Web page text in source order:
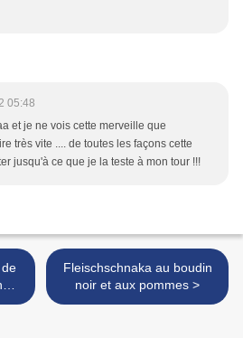
05:48
et je ne vois cette merveille que
très vite .... de toutes les façons cette
jusqu'à ce que je la teste à mon tour !!!
Fleischschnaka au boudin
noir et aux pommes >